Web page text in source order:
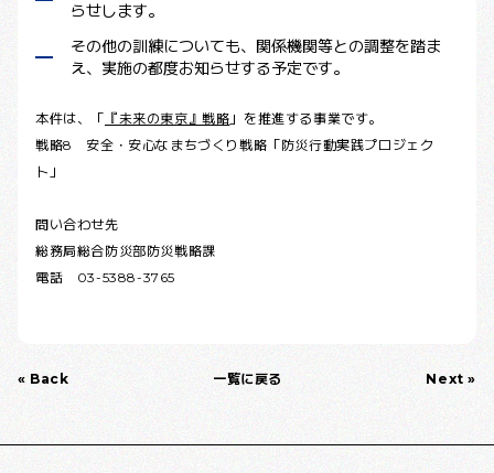
らせします。
その他の訓練についても、関係機関等との調整を踏ま
え、実施の都度お知らせする予定です。
本件は、「 『未来の東京』戦略 」を推進する事業です。
戦略8 安全・安心なまちづくり戦略「防災行動実践プロジェク
ト」
問い合わせ先
総務局総合防災部防災戦略課
電話 03-5388-3765
« Back 一覧に戻る Next »